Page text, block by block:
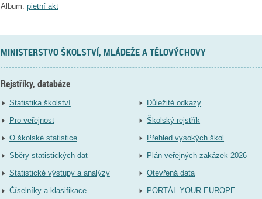
Album: pietní akt
MINISTERSTVO ŠKOLSTVÍ, MLÁDEŽE A TĚLOVÝCHOVY
Rejstříky, databáze
Statistika školství
Pro veřejnost
O školské statistice
Sběry statistických dat
Statistické výstupy a analýzy
Číselníky a klasifikace
Důležité odkazy
Školský rejstřík
Přehled vysokých škol
Plán veřejných zakázek 2026
Otevřená data
PORTÁL YOUR EUROPE